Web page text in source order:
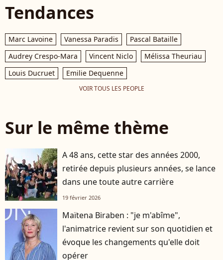
Tendances
Marc Lavoine Vanessa Paradis
Pascal Bataille
Audrey Crespo-Mara
Vincent Niclo
Mélissa Theuriau
Louis Ducruet
Emilie Dequenne
VOIR TOUS LES PEOPLE
Sur le même thème
A 48 ans, cette star des années 2000,
retirée depuis plusieurs années, se lance
dans une toute autre carrière
19 février 2026
Maïtena Biraben : "je m'abîme",
l'animatrice revient sur son quotidien et
évoque les changements qu'elle doit
opérer